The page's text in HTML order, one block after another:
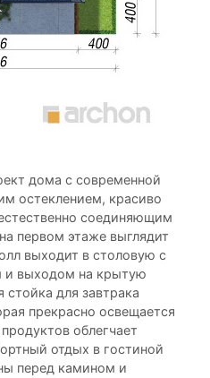
дома с современной
остеклением, красиво
соединяющим
первом этаже выглядит
выходит в столовую с
выходом на крытую
стойка для завтрака
прекрасно освещается
облегчает
отдых в гостиной
перед камином и